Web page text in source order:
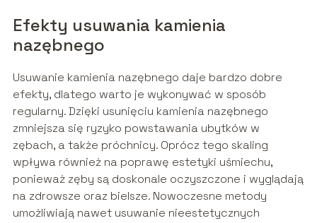
Efekty usuwania kamienia
nazębnego
Usuwanie kamienia nazębnego daje bardzo dobre
efekty, dlatego warto je wykonywać w sposób
regularny. Dzięki usunięciu kamienia nazębnego
zmniejsza się ryzyko powstawania ubytków w
zębach, a także próchnicy. Oprócz tego skaling
wpływa również na poprawę estetyki uśmiechu,
ponieważ zęby są doskonale oczyszczone i wyglądają
na zdrowsze oraz bielsze. Nowoczesne metody
umożliwiają nawet usuwanie nieestetycznych